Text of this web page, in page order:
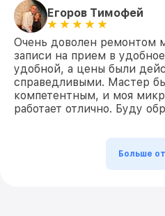
Егоров Тимофей
Очень доволен ремонтом
записи на прием в
удобной, а цены были
справедливыми. Мастер
компетентным, и моя
работает отлично. Буду
Больше